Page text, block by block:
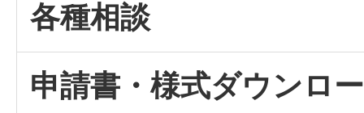
各種相談
申請書・様式ダウンロ